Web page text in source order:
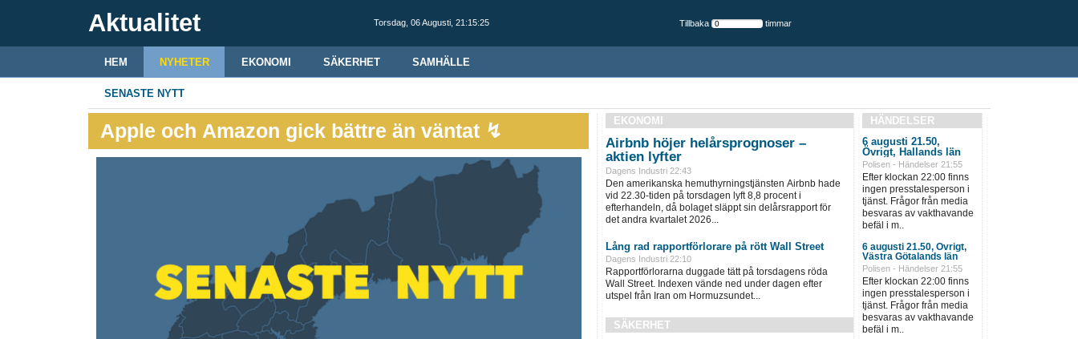
Aktualitet Torsdag, 06 Augusti, 21:15:26 Tillbaka timmar
HEM NYHETER EKONOMI SÄKERHET SAMHÄLLE
SENASTE NYTT
Apple och Amazon gick bättre än väntat ↯ EKONOMI
Airbnb höjer helårsprognoser –
aktien lyfter
Dagens Industri 22:43
Den amerikanska hemuthyrningstjänsten Airbnb hade
vid 22.30-tiden på torsdagen lyft 8,8 procent i
efterhandeln, då bolaget släppt sin delårsrapport för
det andra kvartalet 2026...
Lång rad rapportförlorare på rött Wall Street
Dagens Industri 22:10
Rapportförlorarna duggade tätt på torsdagens röda
Wall Street. Indexen vände ned under dagen efter
utspel från Iran om Hormuzsundet...
SÄKERHET
HÄNDELSER
6 augusti 21.50,
Övrigt, Hallands län
Polisen - Händelser 21:55
Efter klockan 22:00 finns
ingen presstalesperson i
tjänst. Frågor från media
besvaras av vakthavande
befäl i m..
6 augusti 21.50, Övrigt,
Västra Götalands län
Polisen - Händelser 21:55
Efter klockan 22:00 finns
ingen presstalesperson i
tjänst. Frågor från media
besvaras av vakthavande
befäl i m..